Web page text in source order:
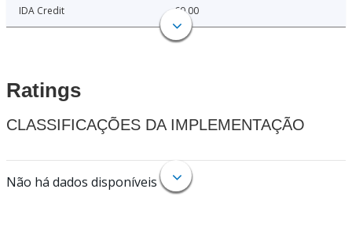
IDA Credit 60.00
Ratings
CLASSIFICAÇÕES DA IMPLEMENTAÇÃO
Não há dados disponíveis